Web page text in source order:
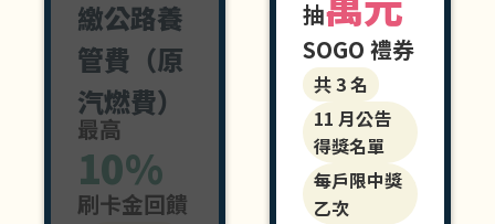
繳公路養
管費（原
汽燃費）
最高
10%
刷卡金回饋
抽
SOGO 禮券
共 3 名
11 月公告
得獎名單
每戶限中獎
乙次